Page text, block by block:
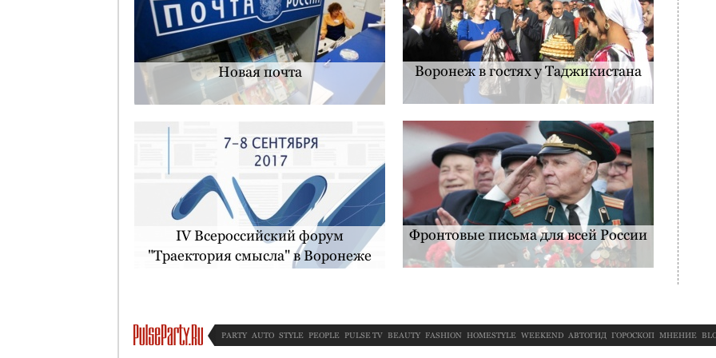
Новая почта Воронеж в гостях у Таджикистана
IV Всероссийский форум
"Траектория смысла" в Воронеже
Фронтовые письма для всей России
PARTY AUTO STYLE PEOPLE PULSE TV BEAUTY FASHION HOMESTYLE WEEKEND АВТОГИД ГОРОСКОП МНЕНИЕ